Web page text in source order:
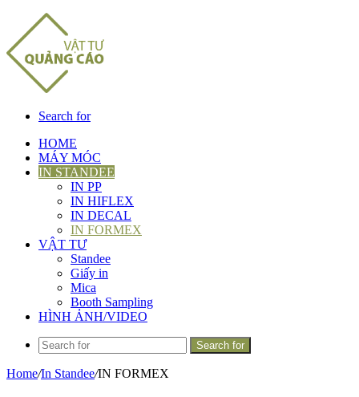
Search for
HOME
MÁY MÓC
IN STANDEE
IN PP
IN HIFLEX
IN DECAL
IN FORMEX
VẬT TƯ
Standee
Giấy in
Mica
Booth Sampling
HÌNH ẢNH/VIDEO
Search for
Home/In Standee/IN FORMEX